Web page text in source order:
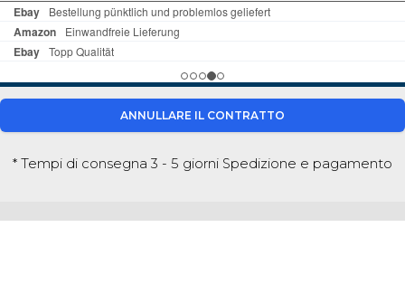
ANNULLARE IL CONTRATTO
* Tempi di consegna 3 - 5 giorni Spedizione e pagamento